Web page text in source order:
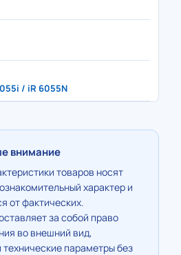
/ iR 6055N
внимание
товаров носят
характер и
от фактических.
за собой право
во внешний вид,
параметры без